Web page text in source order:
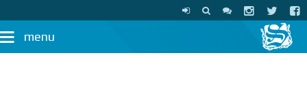
menu